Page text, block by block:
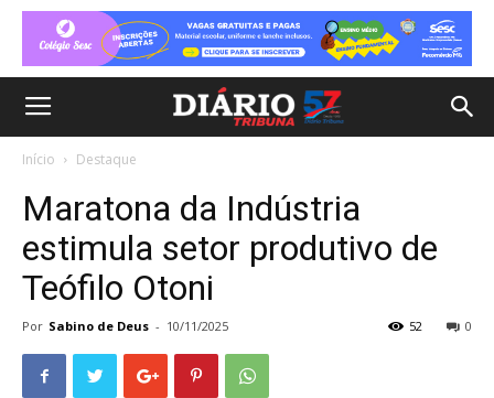
Início Destaque
Maratona da Indústria
estimula setor produtivo de
Teófilo Otoni
Por Sabino de Deus - 10/11/2025 0
52